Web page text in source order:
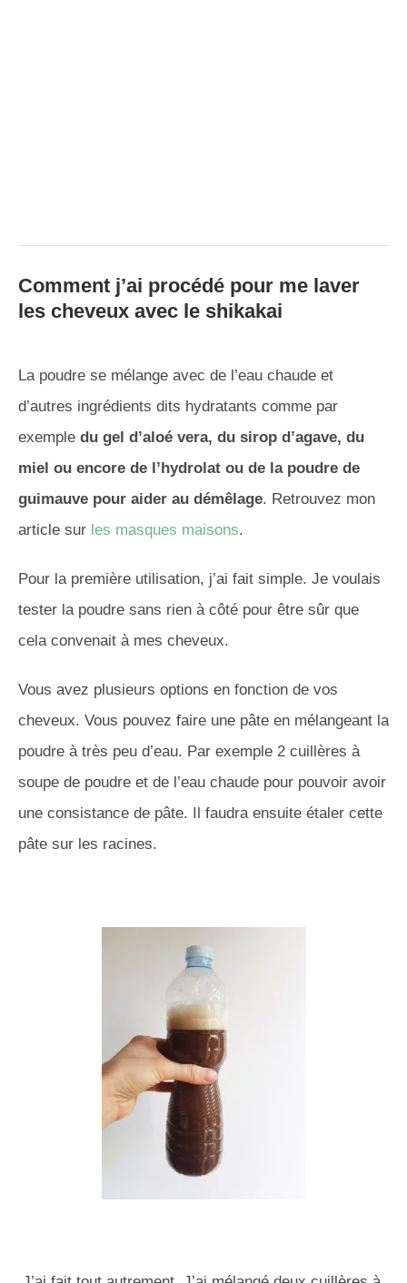
Comment j’ai procédé pour me laver
les cheveux avec le shikakai
La poudre se mélange avec de l’eau chaude et
d’autres ingrédients dits hydratants comme par
exemple du gel d’aloé vera, du sirop d’agave, du
miel ou encore de l’hydrolat ou de la poudre de
guimauve pour aider au démêlage. Retrouvez mon
article sur les masques maisons.
Pour la première utilisation, j’ai fait simple. Je voulais
tester la poudre sans rien à côté pour être sûr que
cela convenait à mes cheveux.
Vous avez plusieurs options en fonction de vos
cheveux. Vous pouvez faire une pâte en mélangeant la
poudre à très peu d’eau. Par exemple 2 cuillères à
soupe de poudre et de l’eau chaude pour pouvoir avoir
une consistance de pâte. Il faudra ensuite étaler cette
pâte sur les racines.